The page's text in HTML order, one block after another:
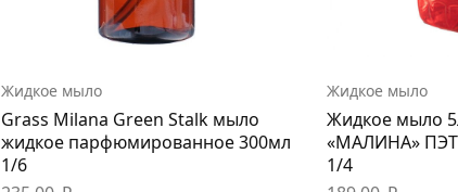
Жидкое мыло
Grass Milana Green Stalk мыло
жидкое парфюмированное 300мл
1/6
Жидкое мыло
Жидкое мыло
«МАЛИНА»
1/4